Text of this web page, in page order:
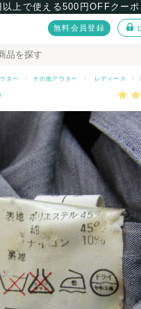
上で使える500円OFFクー
無料会員登録
ター その他アウター レディース